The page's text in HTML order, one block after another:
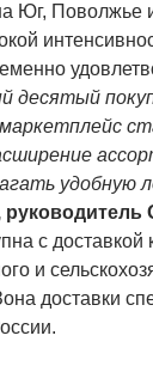
Юг, Поволжье
десятый
удобную
с
и
доставки